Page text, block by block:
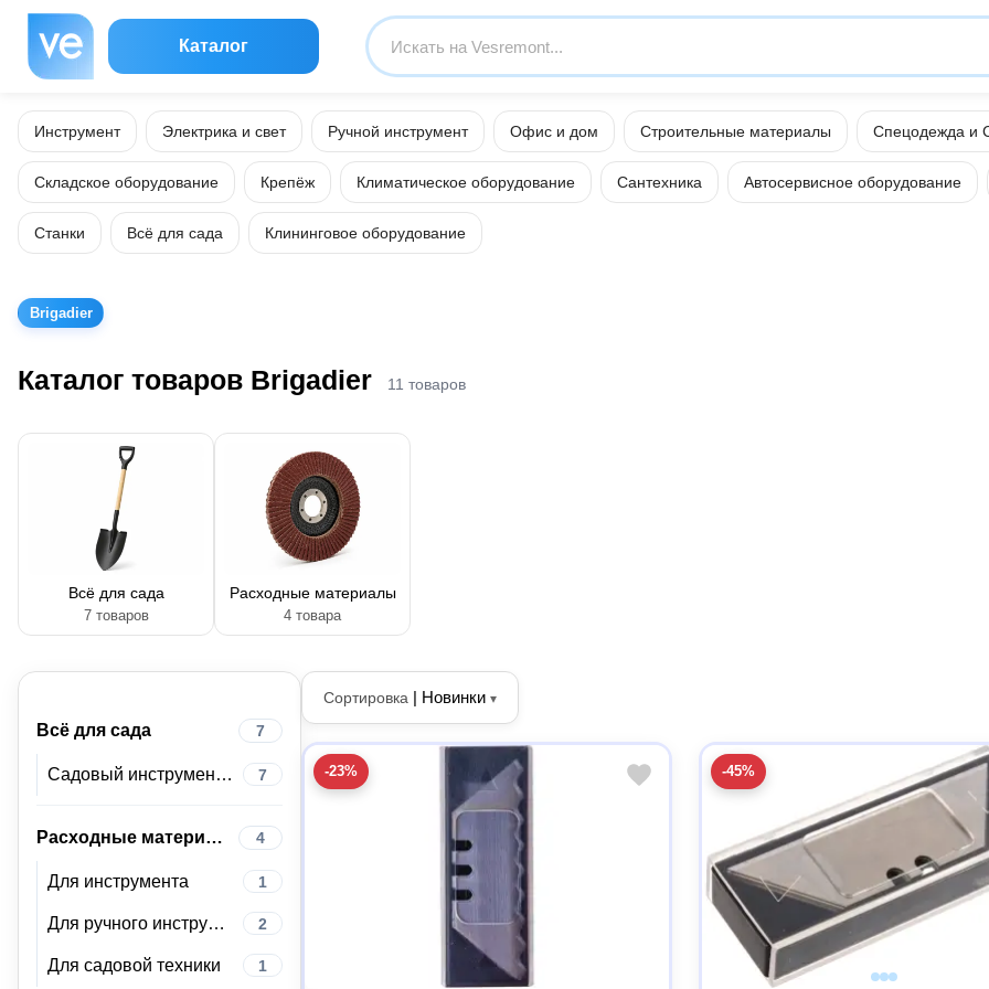
Каталог
Инструмент Электрика и свет Ручной инструмент Офис и дом Строительные материалы Спецодежда и
Складское оборудование Крепёж Климатическое оборудование Сантехника Автосервисное оборудование
Станки Всё для сада Клининговое оборудование
Brigadier
Каталог товаров Brigadier 11 товаров
Всё для сада
7 товаров
Расходные материалы
4 товара
Всё для сада 7
Садовый инструмент и инвентарь 7
Расходные материалы 4
Для инструмента 1
Для ручного инструмента 2
Для садовой техники 1
Сортировка | Новинки ▾
-23% -45%